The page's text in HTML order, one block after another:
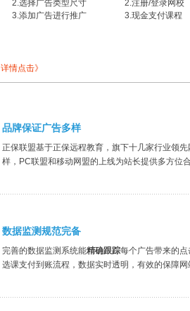
2.选择广告类型尺寸
3.添加广告进行推广
2.注册/登录网校
3.现金支付课程
详情点击》
品牌保证广告多样
正保联盟基于正保远程教育，旗下十几家行业领
样，PC联盟和移动网盟的上线为站长提供多方位
数据监测规范完备
完善的数据监测系统能精确跟踪每个广告带来的
选课支付到账流程，数据实时透明，有效的保障